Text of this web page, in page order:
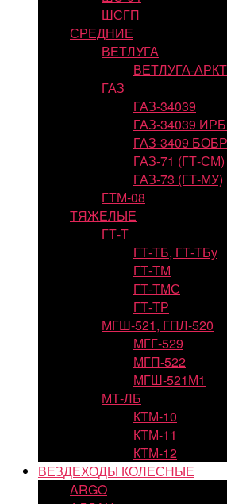
ШСГП
СРЕДНИЕ
ВЕТЛУГА
ВЕТЛУГА-
ГАЗ
ГАЗ-34039
ГАЗ-34039
ГАЗ-3409 БОБР
ГАЗ-71 (ГТ-СМ)
ГАЗ-73 (ГТ-МУ)
ГТМ-08
ТЯЖЕЛЫЕ
ГТ-Т
ГТ-ТБ, ГТ-ТБу
ГТ-ТМ
ГТ-ТМС
ГТ-ТР
МГШ-521, ГПЛ-520
МГГ-529
МГП-522
МГШ-521М1
МТ-ЛБ
КТМ-10
КТМ-11
КТМ-12
ВЕЗДЕХОДЫ КОЛЕСНЫЕ
ARGO